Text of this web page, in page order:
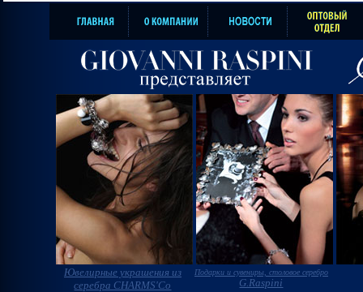
Ювелирные украшения из
серебра CHARMS'Co
Подарки и сувениры, столовое серебро
G.Raspini